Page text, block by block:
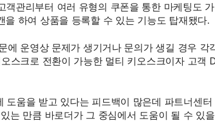
관리부터 여러 유형의 쿠폰을 통한 마케팅도
하여 상품을 등록할 수 있는 기능도 탑재됐다.
운영상 문제가 생기거나 문의가 생길 경우
스크로 전환이 가능한 멀티 키오스크이자 고객
움을 받고 있다는 피드백이 많은데 파트너센
는 만큼 바로더가 그 중심에서 도움이 될 수 있